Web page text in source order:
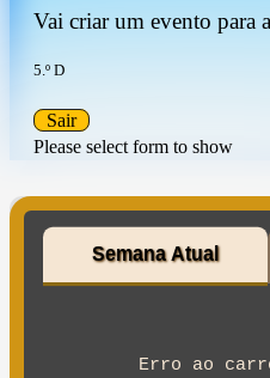
Vai criar um evento para
5.º D
Please select form to show
Sair
Semana Atual
Erro ao